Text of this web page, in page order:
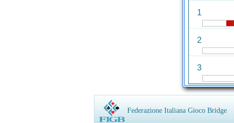
1
2
3
Federazione Italiana Gioco Bridge